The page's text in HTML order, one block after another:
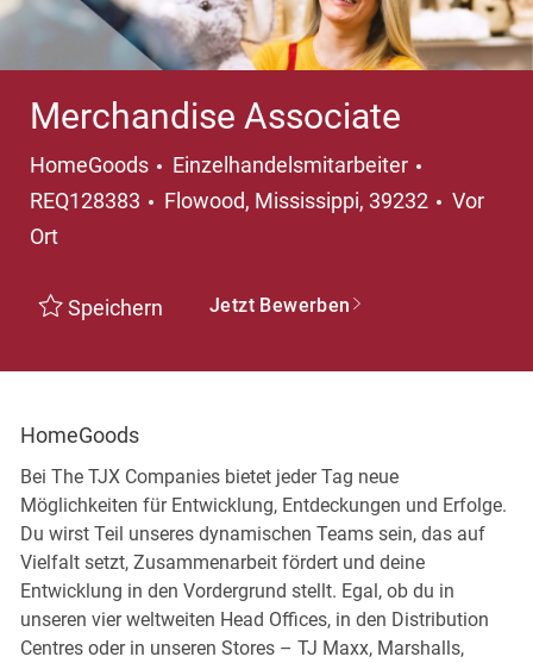
Merchandise Associate
HomeGoods Kategorie
Einzelhandelsmitarbeiter
REQ128383
Ort
Flowood, Mississippi, 39232
Vor
Ort
Speichern Jetzt Bewerben
HomeGoods
Bei The TJX Companies bietet jeder Tag neue
Möglichkeiten für Entwicklung, Entdeckungen und Erfolge.
Du wirst Teil unseres dynamischen Teams sein, das auf
Vielfalt setzt, Zusammenarbeit fördert und deine
Entwicklung in den Vordergrund stellt. Egal, ob du in
unseren vier weltweiten Head Offices, in den Distribution
Centres oder in unseren Stores – TJ Maxx, Marshalls,